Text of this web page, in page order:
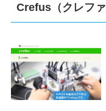
Crefus（クレファ